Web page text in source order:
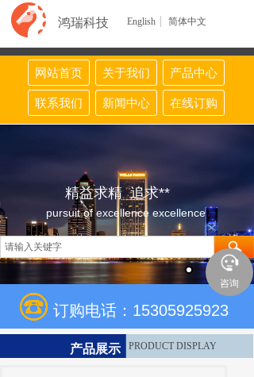
鸿瑞科技 English 简体中文
网站首页 关于我们 产品中心
联系我们 新闻中心 在线订购
精益求精 追求**
pursuit of excellence excellence
订购电话：15305925923
PRODUCT DISPLAY
产品展示
咨询